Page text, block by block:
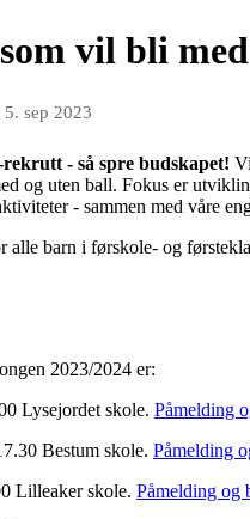
vil bli
5. sep 2023
- så spre budskapet!
og uten ball. Fokus er
- sammen med våre
alle barn i førskole- og
2023/2024 er:
Lysejordet skole. Påmelding
Bestum skole. Påmelding
Lilleaker skole. Påmelding og